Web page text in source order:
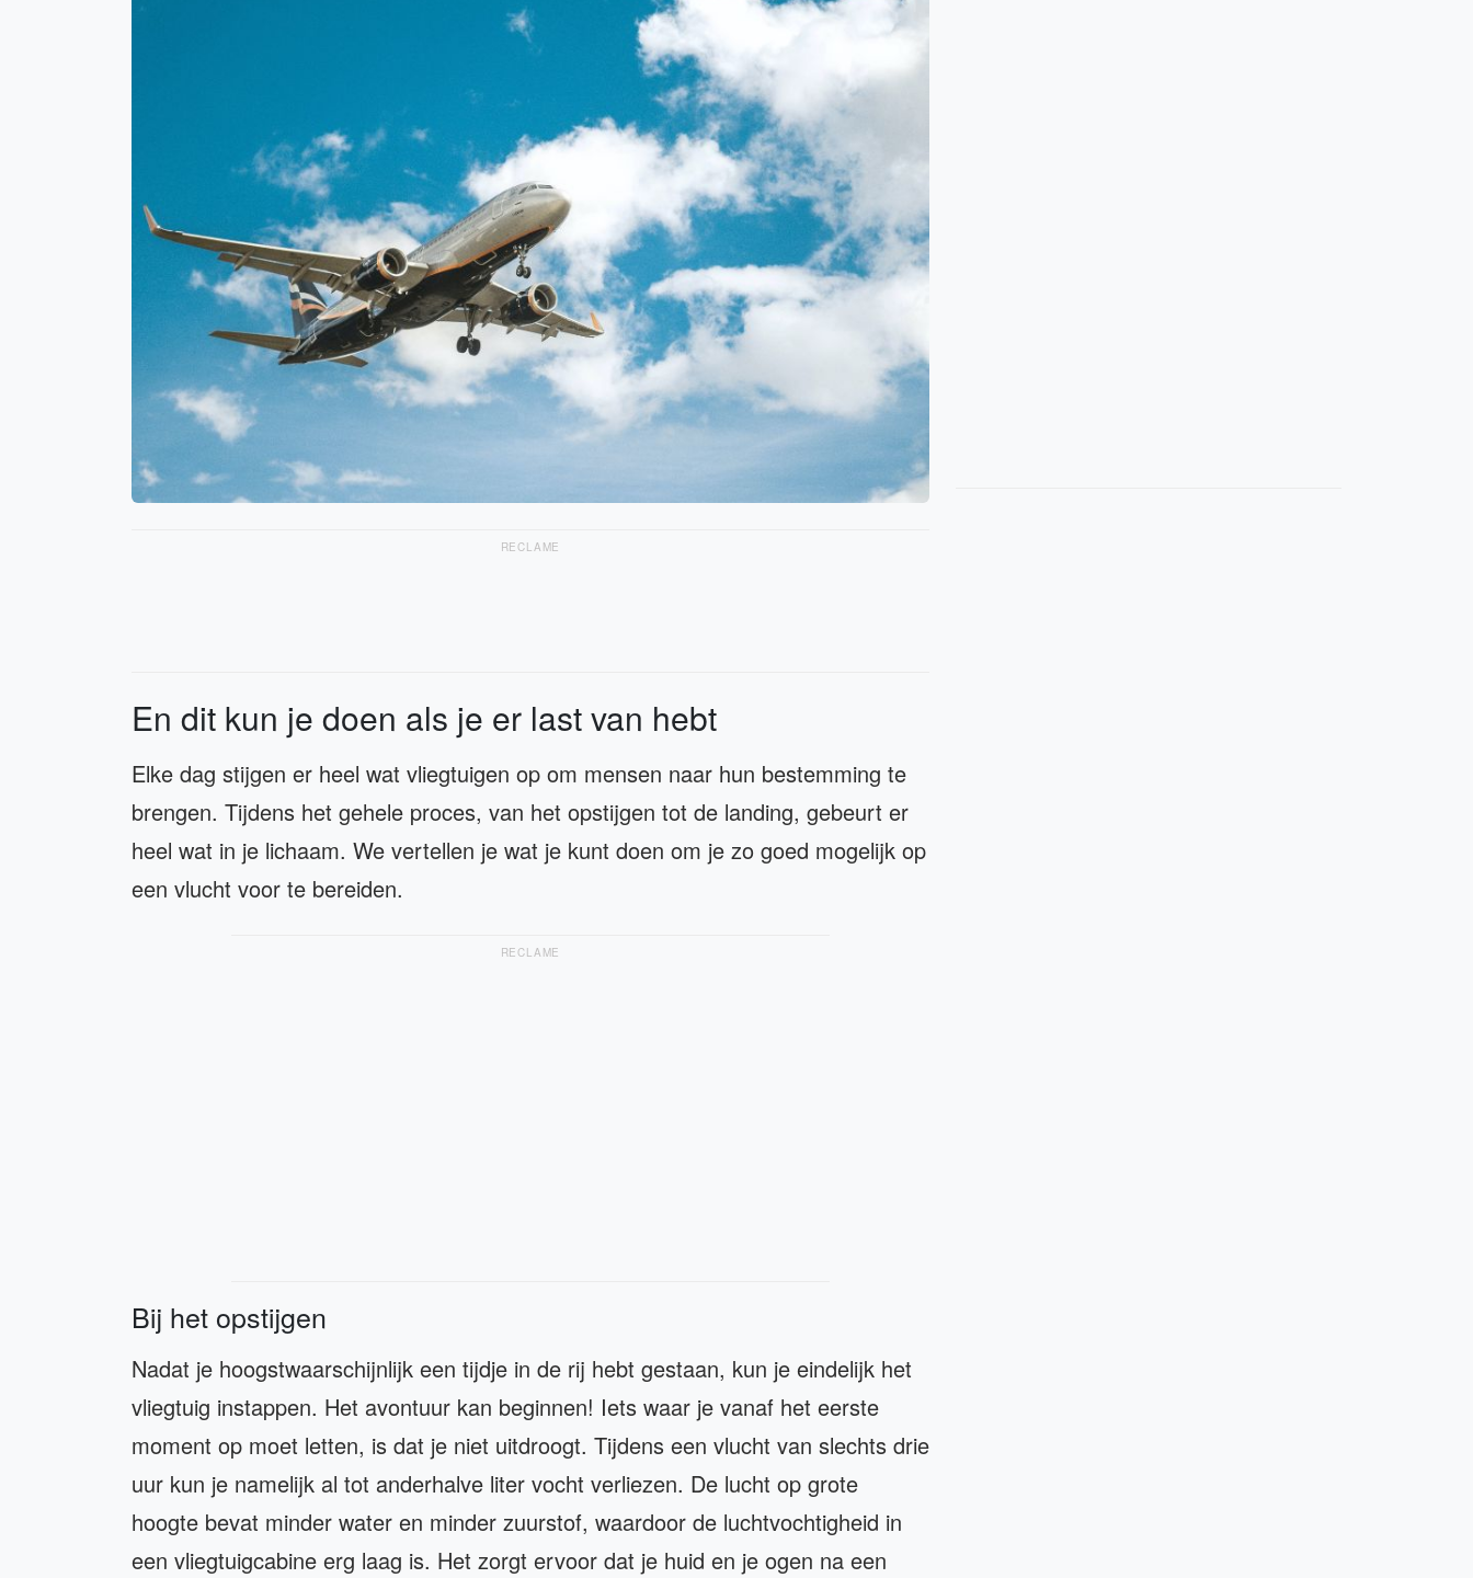
RECLAME
En dit kun je doen als je er last van hebt
Elke dag stijgen er heel wat vliegtuigen op om mensen naar hun bestemming te
brengen. Tijdens het gehele proces, van het opstijgen tot de landing, gebeurt er
heel wat in je lichaam. We vertellen je wat je kunt doen om je zo goed mogelijk op
een vlucht voor te bereiden.
RECLAME
Bij het opstijgen
Nadat je hoogstwaarschijnlijk een tijdje in de rij hebt gestaan, kun je eindelijk het
vliegtuig instappen. Het avontuur kan beginnen! Iets waar je vanaf het eerste
moment op moet letten, is dat je niet uitdroogt. Tijdens een vlucht van slechts drie
uur kun je namelijk al tot anderhalve liter vocht verliezen. De lucht op grote
hoogte bevat minder water en minder zuurstof, waardoor de luchtvochtigheid in
een vliegtuigcabine erg laag is. Het zorgt ervoor dat je huid en je ogen na een